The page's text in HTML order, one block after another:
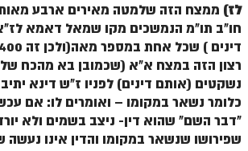
לז) ממצח הזה שלמטה מאירים ארבע
חו"ב תו"מ הנמשכים מקו שמאל דאמא
רצון הזה במצח א"א (שכמובן בא מהכח של
נשקטים (אותם דינים) לפניו ז"ש דינא
כלומר נשאר במקומו – ואומרים לו: אם
"דבר השם" שהוא דין- ניצב בשמים ולא
שפירושו שנשאר במקומו והדין אינו